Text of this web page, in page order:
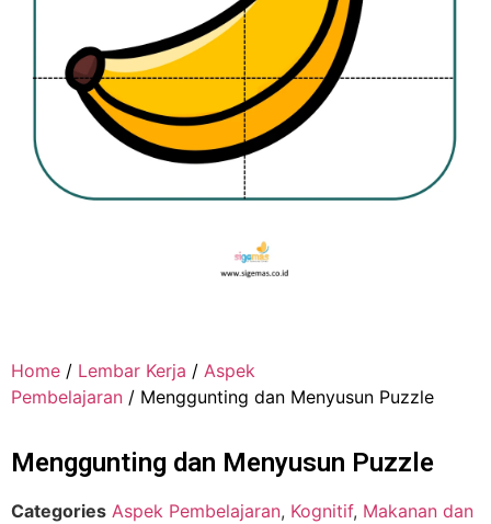
Home / Lembar Kerja / Aspek
Pembelajaran / Menggunting dan Menyusun Puzzle
Menggunting dan Menyusun Puzzle
Categories Aspek Pembelajaran, Kognitif, Makanan dan